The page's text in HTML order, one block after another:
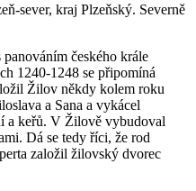
sever, kraj Plzeňský. Severně
českého krále
1240-1248 se připomíná
Žilov někdy kolem roku
a Sana a vykácel
a keřů. V Žilově vybudoval
Dá se tedy říci, že rod
založil žilovský dvorec